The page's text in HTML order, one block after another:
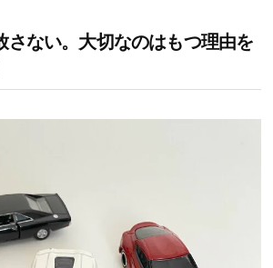
さない。大切なのはもつ理由を